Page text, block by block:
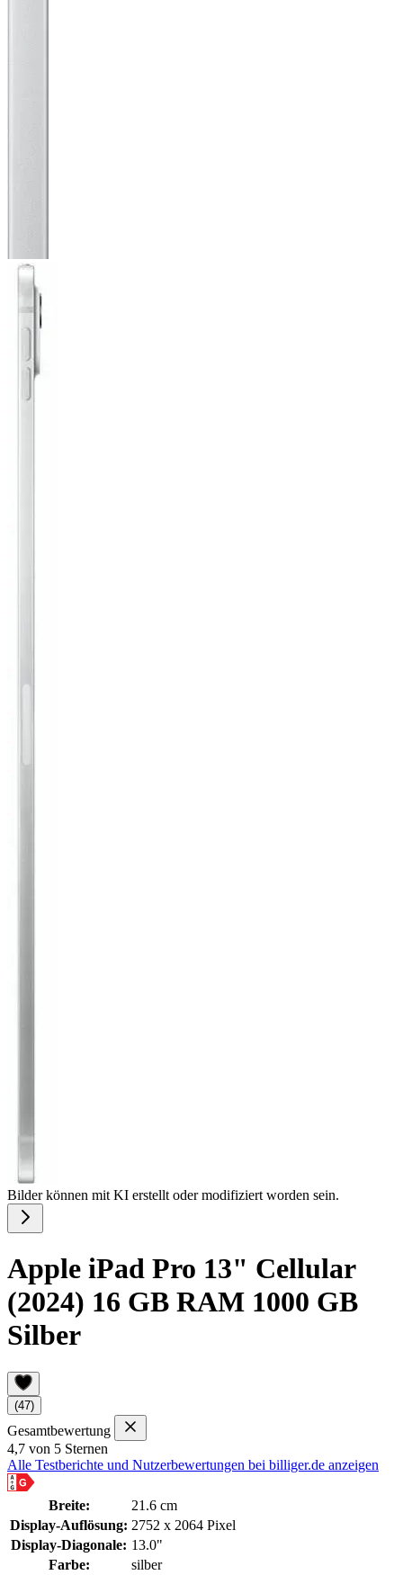
Bilder können mit KI erstellt oder modifiziert worden sein.
Apple iPad Pro 13" Cellular
(2024) 16 GB RAM 1000 GB
Silber
(47)
Gesamtbewertung
4,7 von 5 Sternen
Alle Testberichte und Nutzerbewertungen bei billiger.de anzeigen
Breite:
21.6 cm
Display-Auflösung: 2752 x 2064 Pixel
Display-Diagonale: 13.0"
Farbe:
silber